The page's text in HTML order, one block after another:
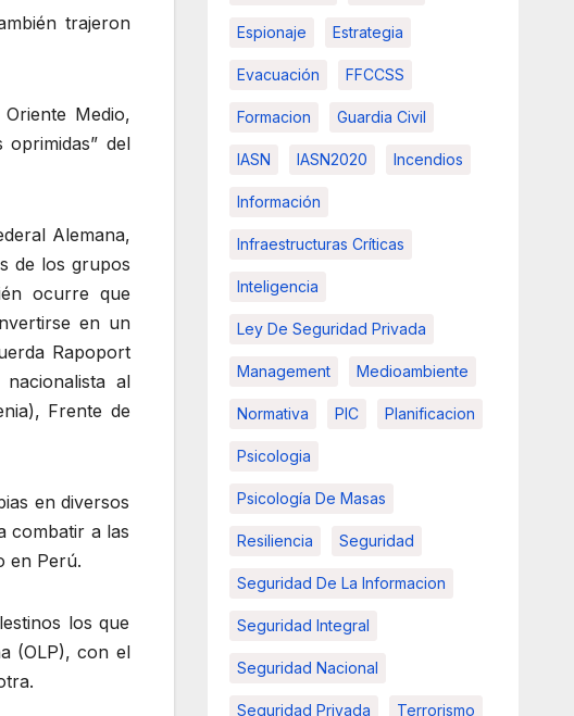
trajeron
Medio,
del
Alemana,
de los grupos
ocurre que
en un
Rapoport
al
Frente de
en diversos
combatir a las
en Perú.
los que
(OLP), con el
Espionaje Estrategia
Evacuación FFCCSS
Formacion Guardia Civil
IASN IASN2020 Incendios
Información
Infraestructuras Críticas
Inteligencia
Ley De Seguridad Privada
Management Medioambiente
Normativa PIC Planificacion
Psicologia
Psicología De Masas
Resiliencia Seguridad
Seguridad De La Informacion
Seguridad Integral
Seguridad Nacional
Seguridad Privada Terrorismo